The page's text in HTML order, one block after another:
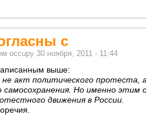
с
occupy 30 ноября, 2011 - 11:44
выше:
акт политического протеста,
самосохранения. Но именно этим
движения в России.